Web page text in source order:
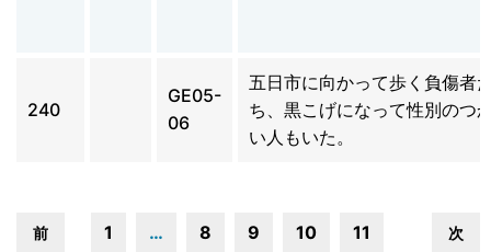
240
GE05-
06
五日市に向かって歩く負傷者
ち、黒こげになって性別のつ
い人もいた。
前
1 … 8 9 10 11
次